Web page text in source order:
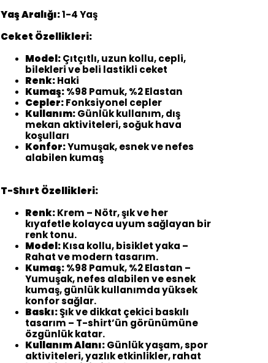
Yaş Aralığı:1-4 Yaş
Ceket Özellikleri:
Model:Çıtçıtlı, uzun kollu, cepli,
bilekleri ve beli lastikli ceket
Renk:Haki
Kumaş:%98 Pamuk, %2 Elastan
Cepler:Fonksiyonel cepler
Kullanım:Günlük kullanım, dış
mekan aktiviteleri, soğuk hava
koşulları
Konfor:Yumuşak, esnek ve nefes
alabilen kumaş
T-Shırt Özellikleri:
Renk:Krem – Nötr, şık ve her
kıyafetle kolayca uyum sağlayan bir
renk tonu.
Model:Kısa kollu, bisiklet yaka –
Rahat ve modern tasarım.
Kumaş:%98 Pamuk, %2 Elastan –
Yumuşak, nefes alabilen ve esnek
kumaş, günlük kullanımda yüksek
konfor sağlar.
Baskı:Şık ve dikkat çekici baskılı
tasarım – T-shirt’ün görünümüne
özgünlük katar.
Kullanım Alanı:Günlük yaşam, spor
aktiviteleri, yazlık etkinlikler, rahat